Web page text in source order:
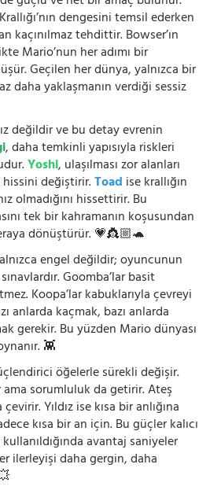
dengesini temsil ederken
kaçınılmaz tehdittir. Bowser’ın
Mario’nun her adımı bir
Geçilen her dünya, yalnızca bir
daha yaklaşmanın verdiği sessiz
değildir ve bu detay evrenin
, daha temkinli yapısıyla riskleri
Yoshi, ulaşılması zor alanları
değiştirir.Toad ise krallığın
olmadığını hissettirir. Bu
tek bir kahramanın koşusundan
dönüştürür. 💗👸🏼🐢
engel değildir; oyuncunun
Goomba’lar basit
Koopa’lar kabuklarıyla çevreyi
anlarda kaçmak, bazı anlarda
gerekir. Bu yüzden Mario dünyası
👾
öğelerle sürekli değişir.
sorumluluk da getirir. Ateş
Yıldız ise kısa bir anlığına
kısa bir an için. Bu güçler kalıcı
avantaj saniyeler
ilerleyişi daha gergin, daha